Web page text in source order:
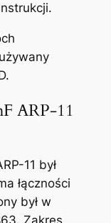
ARP-11
11 był
łączności
był w